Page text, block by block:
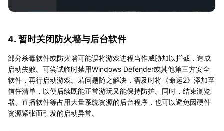
4. 暂时关闭防火墙与后台软件
部分杀毒软件或防火墙可能误将游戏进程当作威胁加以拦截，造成
启动失败。可尝试临时禁用Windows Defender或其他第三方安全
软件，再行启动游戏。若问题随之解决，需及时将《命运2》添加至
信任清单，以便后续既能正常游玩又能保持防护。同时，结束浏览
器、直播软件等占用大量系统资源的后台程序，也可以避免因硬件
资源紧张而引发的启动异常。